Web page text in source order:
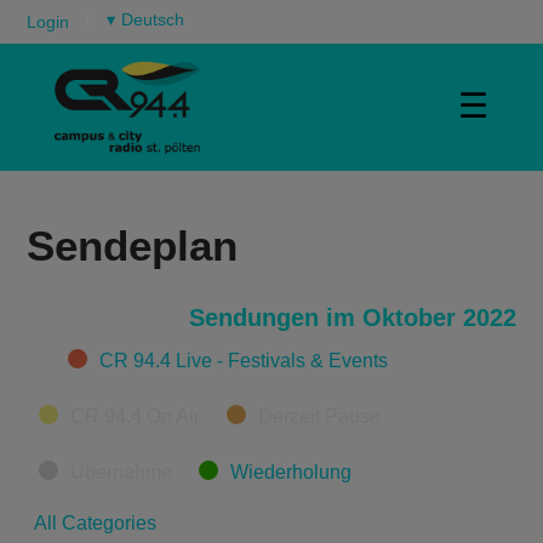
Login ▾
☰
Sendeplan
Sendungen im Oktober 2022
CategoriesCR 94.4 Live - Festivals & Events
Wiederholung
All Categories